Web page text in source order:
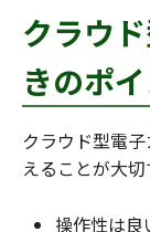
クラウ
きのポ
クラウド型電
えることが大切
操作性は良